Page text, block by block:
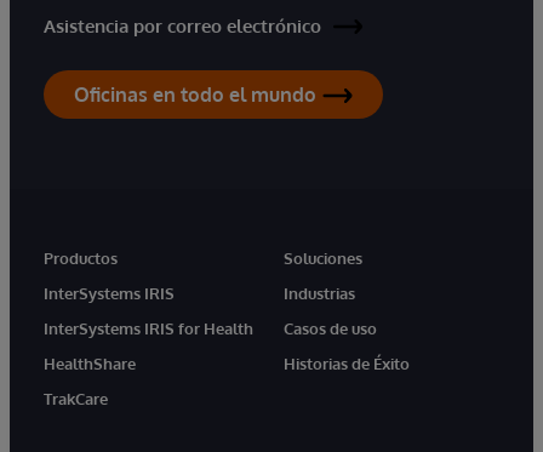
Asistencia por correo electrónico
Oficinas en todo el mundo
Productos
InterSystems IRIS
InterSystems IRIS for Health
HealthShare
TrakCare
Soluciones
Industrias
Casos de uso
Historias de Éxito